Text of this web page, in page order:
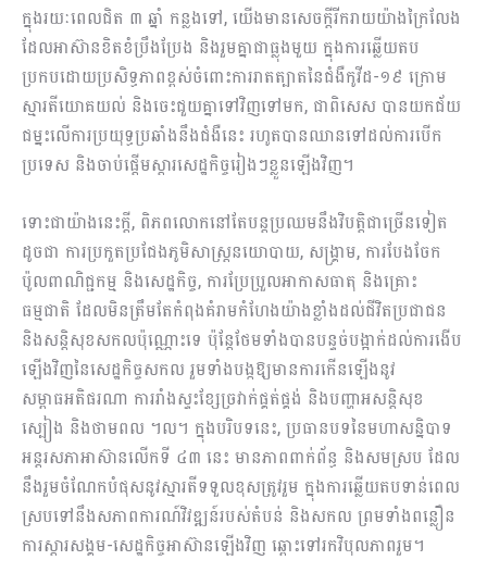
ក្នុងរយៈពេលជិត ៣ ឆ្នាំ កន្លងទៅ, យើងមានសេចក្តីរីករាយយ៉ាងក្រៃលែង
ដែលអាស៊ានខិតខំប្រឹងប្រែង និងរួមគ្នាជាធ្លុងមួយ ក្នុងការឆ្លើយតប
ប្រកបដោយប្រសិទ្ធភាពខ្ពស់ចំពោះការរាតត្បាតនៃជំងឺកូវីដ-១៩ ក្រោម
ស្មារតីយោគយល់ និងចេះជួយគ្នាទៅវិញទៅមក, ជាពិសេស បានយកជ័យ
ជម្នះលើការប្រយុទ្ធប្រឆាំងនឹងជំងឺនេះ រហូតបានឈានទៅដល់ការបើក
ប្រទេស និងចាប់ផ្ដើមស្ដារសេដ្ឋកិច្ចរៀងៗខ្លួនឡើងវិញ។
ទោះជាយ៉ាងនេះក្តី, ពិភពលោកនៅតែបន្តប្រឈមនឹងវិបត្តិជាច្រើនទៀត
ដូចជា ការប្រកួតប្រជែងភូមិសាស្ត្រនយោបាយ, សង្គ្រាម, ការបែងចែក
ប៉ូលពាណិជ្ជកម្ម និងសេដ្ឋកិច្ច, ការប្រែប្រួលអាកាសធាតុ និងគ្រោះ
ធម្មជាតិ ដែលមិនត្រឹមតែកំពុងគំរាមកំហែងយ៉ាងខ្លាំងដល់ជីវិតប្រជាជន
និងសន្តិសុខសកលប៉ុណ្ណោះទេ ប៉ុន្តែថែមទាំងបានបន្ទច់បង្អាក់ដល់ការងើប
ឡើងវិញនៃសេដ្ឋកិច្ចសកល រួមទាំងបង្កឱ្យមានការកើនឡើងនូវ
សម្ពាធអតិផរ​ណា ការរាំងស្ទះខ្សែច្រវាក់ផ្គត់ផ្គង់ និងបញ្ហាអសន្តិសុខ
ស្បៀង និងថាមពល ។ល។ ក្នុងបរិបទនេះ, ប្រធានបទនៃមហាសន្និបាទ
អន្តរសភាអាស៊ានលើកទី ៤៣ នេះ មានភាពពាក់ព័ន្ធ និងសមស្រប ដែល
នឹងរួមចំណែកបំផុសនូវស្មារតីទទួលខុសត្រូវរួម ក្នុងការឆ្លើយតបទាន់ពេល
ស្របទៅនឹងសភាពការណ៍វិវឌ្ឍន៍របស់តំបន់ និងសកល ព្រមទាំងពន្លឿន
ការស្ដារសង្គម-សេដ្ឋកិច្ចអាស៊ានឡើងវិញ ឆ្ពោះទៅរកវិបុលភាពរួម។